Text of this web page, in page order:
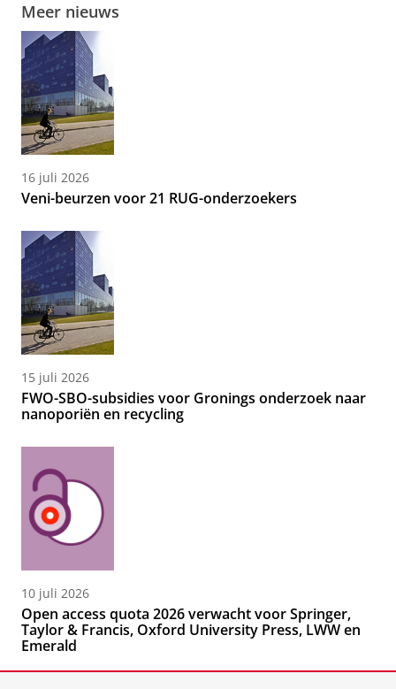
Meer nieuws
16 juli 2026
Veni-beurzen voor 21 RUG-onderzoekers
15 juli 2026
FWO-SBO-subsidies voor Gronings onderzoek naar
nanoporiën en recycling
10 juli 2026
Open access quota 2026 verwacht voor Springer,
Taylor & Francis, Oxford University Press, LWW en
Emerald